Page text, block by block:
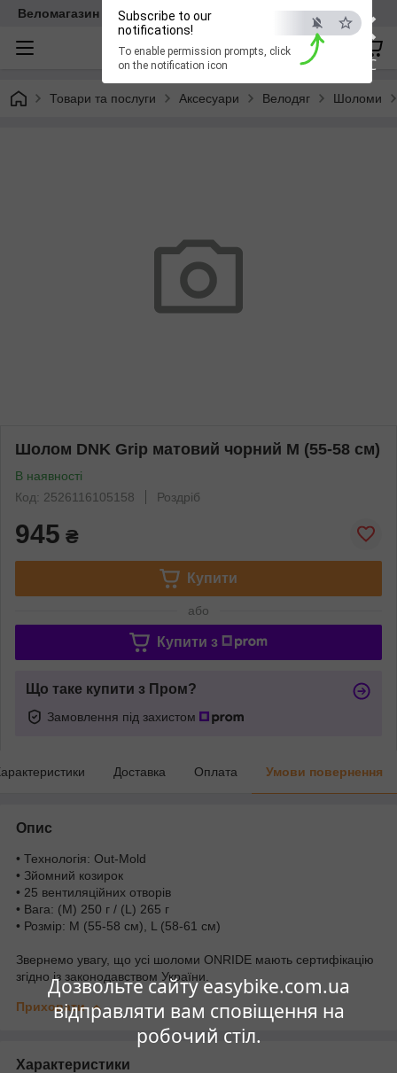
×
ESC
Дозвольте сайту easybike.com.ua
відправляти вам сповіщення на
робочий стіл.
Subscribe to our
notifications!
To enable permission prompts, click
on the notification icon
Веломагазин EasyBike
Товари та послуги Аксесуари Велодяг Шоломи
Шолом DNK Grip матовий чорний M (55-58 см)
В наявності
Код: 2526116105158
Роздріб
945 ₴
Купити
або
Купити з
Що таке купити з Пром?
Замовлення під захистом
Доставка Оплата Умови повернення
Опис
• Технологія: Out-Mold
• Зйомний козирок
• 25 вентиляційних отворів
• Вага: (M) 250 г / (L) 265 г
• Розмір: M (55-58 см), L (58-61 см)
Звернемо увагу, що усі шоломи ONRIDE мають сертифікацію
згідно із законодавством України.
Приховати
Характеристики